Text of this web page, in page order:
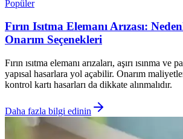
Popüler
Fırın Isıtma Elemanı Arızası:
Onarım Seçenekleri
Fırın ısıtma elemanı arızaları, aşırı ısınma
yapısal hasarlara yol açabilir. Onarım
kontrol kartı hasarları da dikkate alınmalıdır.
Daha fazla bilgi edinin